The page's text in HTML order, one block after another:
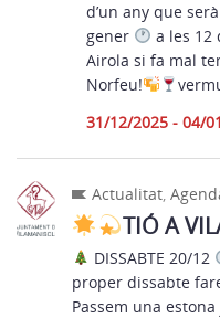
d’un any que
gener
a les 12
Airola si fa mal
Norfeu!
31/12/2025 - 04/
Actualitat,
TIÓ A
DISSABTE 20/12
proper dissabte
Passem una